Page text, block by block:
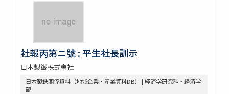
社報丙第ニ號 : 平生社長訓示
日本製鐵株式會社
日本製鉄関係資料（地域企業・産業資料DB） | 経済学研究科・経済学
部